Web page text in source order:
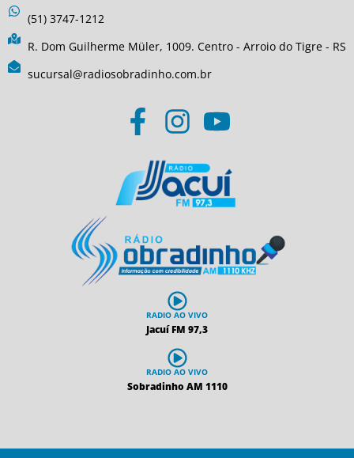
(51) 3747-1212
R. Dom Guilherme Müler, 1009. Centro - Arroio do Tigre - RS
sucursal@radiosobradinho.com.br
RADIO AO VIVO
Jacuí FM 97,3
RADIO AO VIVO
Sobradinho AM 1110